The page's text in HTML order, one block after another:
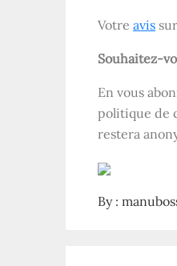
Votre avis
Souhaitez-
En vous
politique de
restera
By :